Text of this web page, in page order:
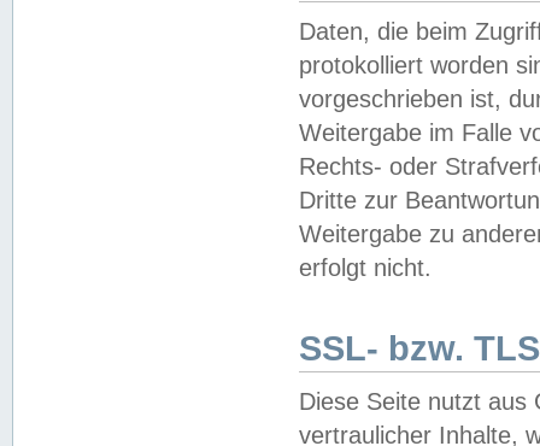
Daten, die beim
protokolliert worden
vorgeschrieben ist,
Weitergabe im Falle
Rechts- oder
Dritte zur
Weitergabe zu
erfolgt nicht.
SSL- bzw.
Diese Seite nutzt aus
vertraulicher Inhalte,